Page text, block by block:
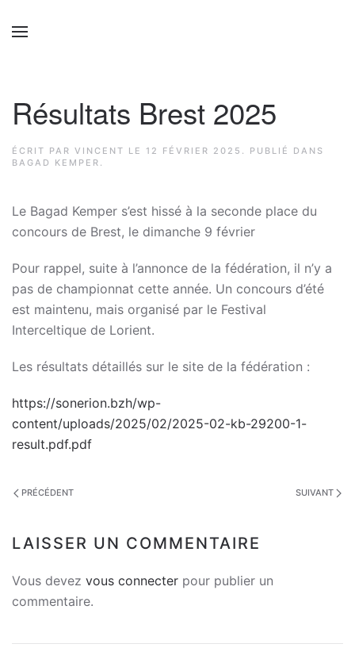
Résultats Brest 2025
ÉCRIT PAR VINCENT LE 12 FÉVRIER 2025 . PUBLIÉ DANS
BAGAD KEMPER .
Le Bagad Kemper s’est hissé à la seconde place du
concours de Brest, le dimanche 9 février
Pour rappel, suite à l’annonce de la fédération, il n’y a
pas de championnat cette année. Un concours d’été
est maintenu, mais organisé par le Festival
Interceltique de Lorient.
Les résultats détaillés sur le site de la fédération :
https://sonerion.bzh/wp-
content/uploads/2025/02/2025-02-kb-29200-1-
result.pdf.pdf
PRÉCÉDENT SUIVANT
LAISSER UN COMMENTAIRE
Vous devez vous connecter pour publier un
commentaire.